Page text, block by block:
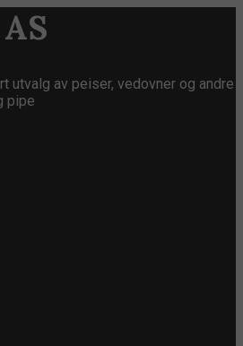
utvalg av peiser, vedovner og andre
pipe